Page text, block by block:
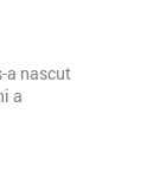
a nascut
a